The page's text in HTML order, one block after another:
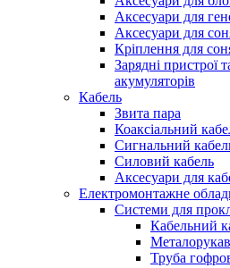
Аксесуари для
Аксесуари для
Кріплення для
Зарядні пристрої
акумуляторів
Кабель
Звита пара
Коаксіальний
Сигнальний
Силовий кабель
Аксесуари для
Електромонтажне
Системи для
Кабельний
Металорукав
Труба